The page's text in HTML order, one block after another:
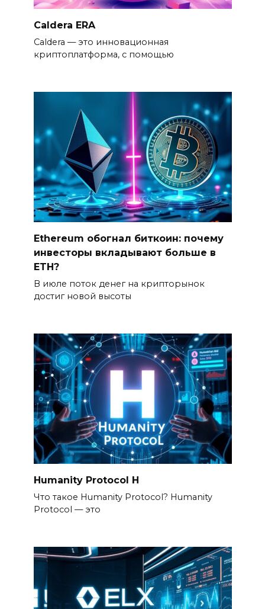
Caldera ERA
Caldera — это инновационная
криптоплатформа, с помощью
Ethereum обогнал биткоин: почему
инвесторы вкладывают больше в
ETH?
В июле поток денег на крипторынок
достиг новой высоты
Humanity Protocol H
Что такое Humanity Protocol? Humanity
Protocol — это